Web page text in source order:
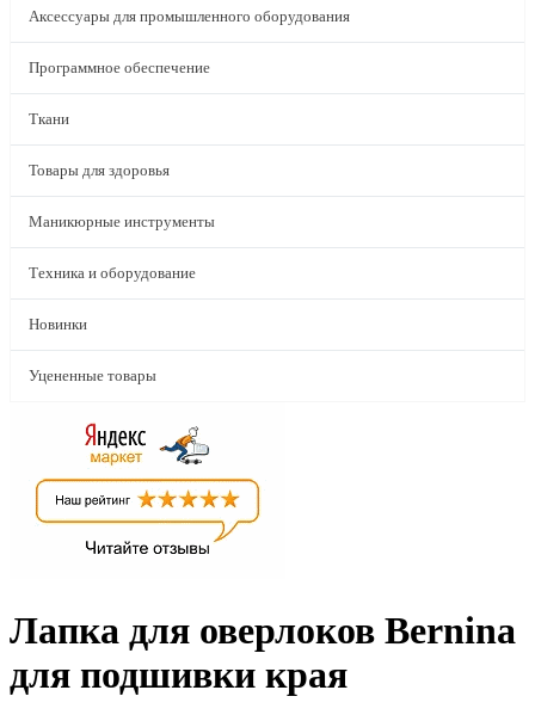
Аксессуары для промышленного оборудования
Программное обеспечение
Ткани
Товары для здоровья
Маникюрные инструменты
Техника и оборудование
Новинки
Уцененные товары
Лапка для оверлоков Bernina
для подшивки края